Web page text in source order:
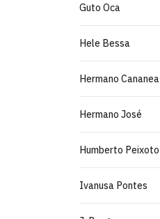
Guto Oca
Hele Bessa
Hermano Cananea
Hermano José
Humberto Peixoto
Ivanusa Pontes